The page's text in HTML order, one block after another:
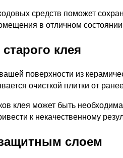
средств поможет
в отличном
клея
поверхности из
очисткой плитки от
клея может быть
к некачественному
слоем